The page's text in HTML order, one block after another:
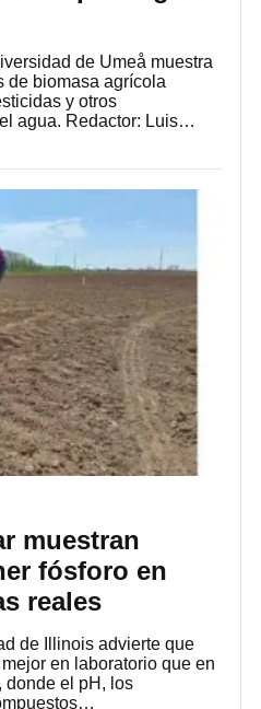
de Umeå muestra
de biomasa agrícola
y otros
agua. Redactor: Luis…
muestran
fósforo en
reales
de Illinois advierte que
en laboratorio que en
donde el pH, los